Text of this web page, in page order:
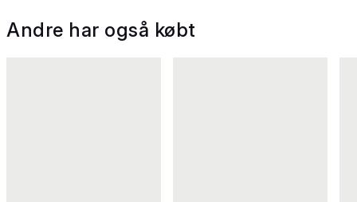
Andre har også købt